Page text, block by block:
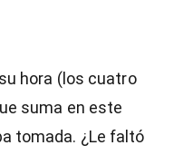
hora (los cuatro
suma en este
tomada. ¿Le faltó